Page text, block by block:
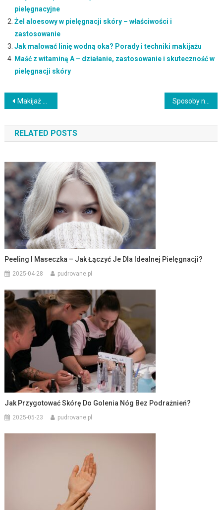
pielęgnacyjne
Żel aloesowy w pielęgnacji skóry – właściwości i
zastosowanie
Jak malować linię wodną oka? Porady i techniki makijażu
Maść z witaminą A – działanie, zastosowanie i skuteczność w
pielęgnacji skóry
Nawigacja
wpisu
Makijaż na wieczór: jak dodać sobie odrobinę blasku Sposoby na naturalne zagęszczenie i wydłużenie rzęs
RELATED POSTS
Peeling I Maseczka – Jak Łączyć Je Dla Idealnej Pielęgnacji?
2025-04-28 pudrovane.pl
Jak Przygotować Skórę Do Golenia Nóg Bez Podrażnień?
2025-05-23 pudrovane.pl